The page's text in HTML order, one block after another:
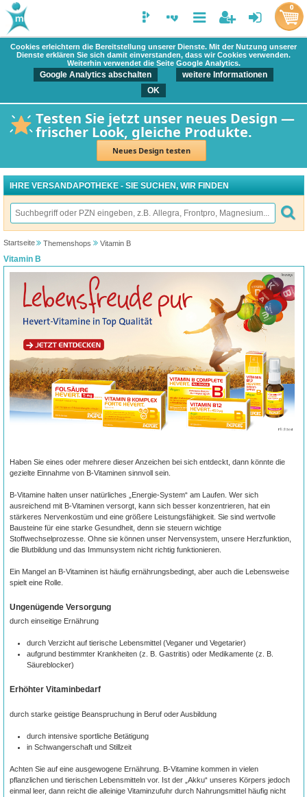
Cookies erleichtern die Bereitstellung unserer Dienste. Mit der Nutzung unserer
Dienste erklären Sie sich damit einverstanden, dass wir Cookies verwenden.
Weiterhin verwendet die Seite Google Analytics.
Google Analytics abschalten
weitere Informationen
OK
Testen Sie jetzt unser neues Design —
frischer Look, gleiche Produkte.
Neues Design testen
0
IHRE VERSANDAPOTHEKE - SIE SUCHEN, WIR FINDEN
Startseite Themenshops Vitamin B
Vitamin B
Haben Sie eines oder mehrere dieser Anzeichen bei sich entdeckt, dann könnte die
gezielte Einnahme von B-Vitaminen sinnvoll sein.
B-Vitamine halten unser natürliches „Energie-System“ am Laufen. Wer sich
ausreichend mit B-Vitaminen versorgt, kann sich besser konzentrieren, hat ein
stärkeres Nervenkostüm und eine größere Leistungsfähigkeit. Sie sind wertvolle
Bausteine für eine starke Gesundheit, denn sie steuern wichtige
Stoffwechselprozesse. Ohne sie können unser Nervensystem, unsere Herzfunktion,
die Blutbildung und das Immunsystem nicht richtig funktionieren.
Ein Mangel an B-Vitaminen ist häufig ernährungsbedingt, aber auch die Lebensweise
spielt eine Rolle.
Ungenügende Versorgung
durch einseitige Ernährung
durch Verzicht auf tierische Lebensmittel (Veganer und Vegetarier)
aufgrund bestimmter Krankheiten (z. B. Gastritis) oder Medikamente (z. B.
Säureblocker)
Erhöhter Vitaminbedarf
durch starke geistige Beanspruchung in Beruf oder Ausbildung
durch intensive sportliche Betätigung
in Schwangerschaft und Stillzeit
Achten Sie auf eine ausgewogene Ernährung. B-Vitamine kommen in vielen
pflanzlichen und tierischen Lebensmitteln vor. Ist der „Akku“ unseres Körpers jedoch
einmal leer, dann reicht die alleinige Vitaminzufuhr durch Nahrungsmittel häufig nicht